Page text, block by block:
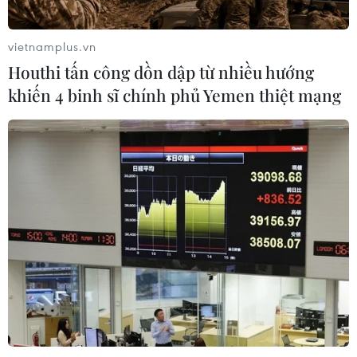
Thành phố Hồ Chí Minh xuất hiện
mưa dông trên diện rộng
09/08/2026 13:14
Hà Nội: Xử lý dứt điểm 3 vụ việc vi
phạm tại hồ Đồng Đò trước 30/9
Quảng Trị: Mưa lớn gây ngập cục bộ,
tiềm ẩn nguy cơ lũ quét, sạt lở đất
09/08/2026 09:37
vietnamplus.vn
Houthi tấn công dồn dập từ nhiều hướng
khiến 4 binh sĩ chính phủ Yemen thiệt mạng